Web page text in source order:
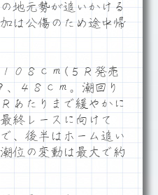
地元勢が追いかける
は公傷のため途中帰
０８ｃｍ(５Ｒ発売
４８ｃｍ。潮回り
あたりまで緩やかに
終レースに向けて
、後半はホーム追い
位の変動は最大で約